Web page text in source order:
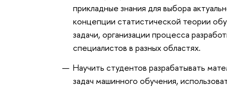
прикладные знания для выбора
концепции статистической теории
задачи, организации процесса
специалистов в разных областях.
Научить студентов разрабатывать
задач машинного обучения,